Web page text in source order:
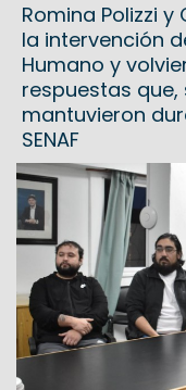
Romina Polizzi
la intervención
Humano y
respuestas
mantuvieron
SENAF